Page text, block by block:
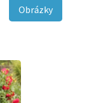
Obrázky